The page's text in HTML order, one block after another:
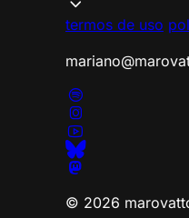
termos de uso